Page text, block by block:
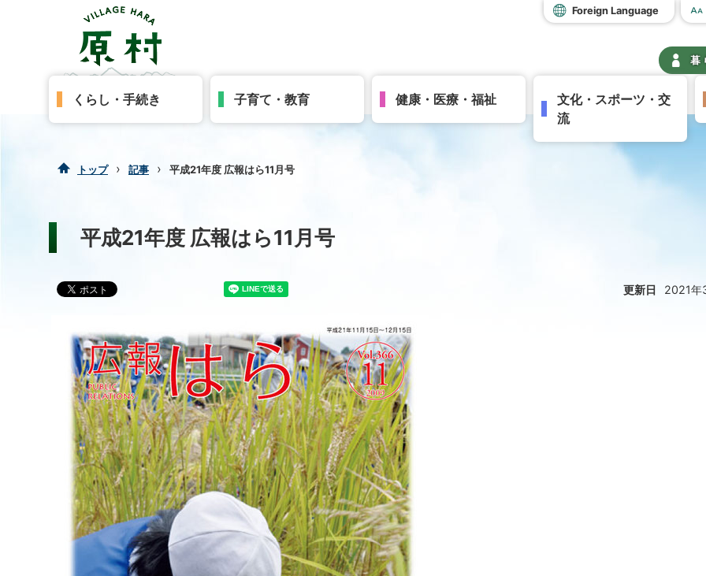
Foreign Language
暮
くらし・手続き 子育て・教育 健康・医療・福祉
文化・スポーツ・交
流
トップ › 記事 › 平成21年度 広報はら11月号
平成21年度 広報はら11月号
更新日 2021年